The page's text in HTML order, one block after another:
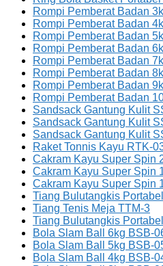
Rompi Pemberat Badan
Rompi Pemberat Badan
Rompi Pemberat Badan
Rompi Pemberat Badan
Rompi Pemberat Badan
Rompi Pemberat Badan
Rompi Pemberat Badan
Rompi Pemberat Badan
Sandsack Gantung Kulit
Sandsack Gantung Kulit
Sandsack Gantung Kulit
Raket Tonnis Kayu RTK-
Cakram Kayu Super Spin
Cakram Kayu Super Spin
Cakram Kayu Super Spin
Tiang Bulutangkis
Tiang Tenis Meja TTM-3
Tiang Bulutangkis
Bola Slam Ball 6kg BSB-
Bola Slam Ball 5kg BSB-
Bola Slam Ball 4kg BSB-